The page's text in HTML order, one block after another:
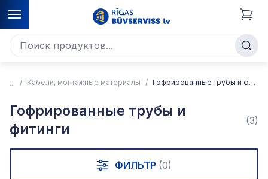
Кабели, монтажные материалы Гофрированные трубы и фитинги
Гофрированные трубы и
фитинги
(3)
ФИЛЬТР (0)